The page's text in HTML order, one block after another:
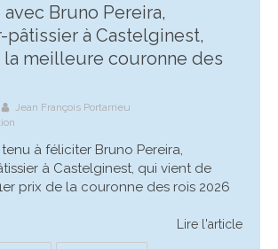
Bruno Pereira,
à Castelginest,
la meilleure couronne des
Jean François Portarrieu
à féliciter Bruno Pereira,
à Castelginest, qui vient de
prix de la couronne des rois 2026
Lire l'article